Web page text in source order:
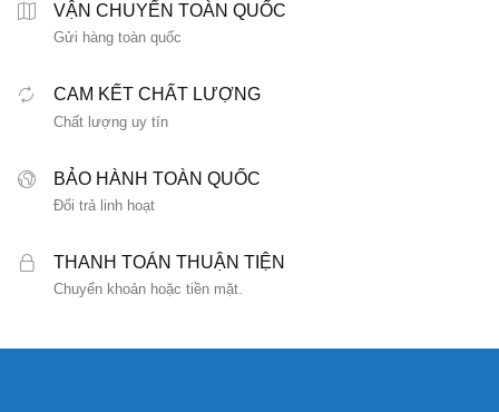
VẬN CHUYỂN TOÀN QUỐC
Gửi hàng toàn quốc
CAM KẾT CHẤT LƯỢNG
Chất lượng uy tín
BẢO HÀNH TOÀN QUỐC
Đổi trả linh hoạt
THANH TOÁN THUẬN TIỆN
Chuyển khoản hoặc tiền mặt.